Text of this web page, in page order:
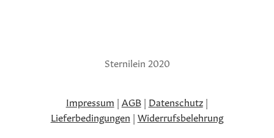
Sternilein 2020
Impressum | AGB| Datenschutz|
Lieferbedingungen | Widerrufsbelehrung